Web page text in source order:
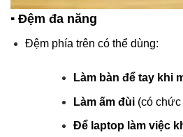
▪️ Đệm đa năng
Đệm phía trên có thể dùng:
Làm bàn để tay khi
Làm ấm đùi(có chức
Để laptop làm việc